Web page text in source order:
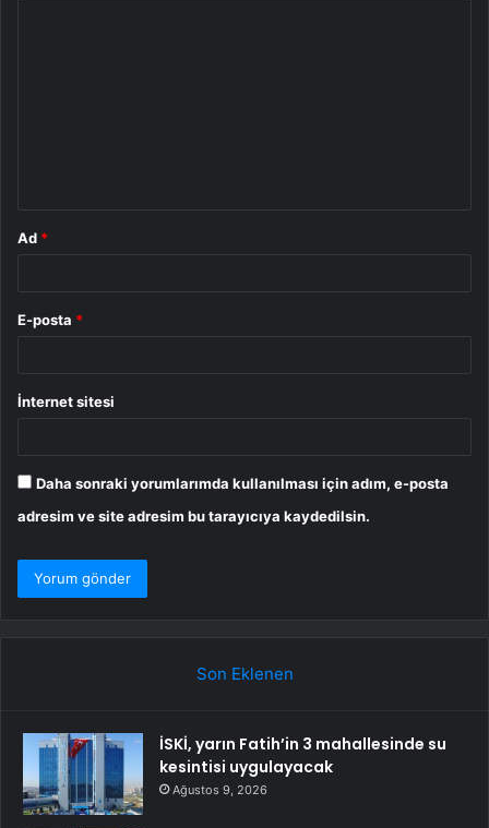
Ad *
E-posta *
İnternet sitesi
Daha sonraki yorumlarımda kullanılması için adım, e-posta
adresim ve site adresim bu tarayıcıya kaydedilsin.
Son Eklenen
İSKİ, yarın Fatih’in 3 mahallesinde su
kesintisi uygulayacak
Ağustos 9, 2026